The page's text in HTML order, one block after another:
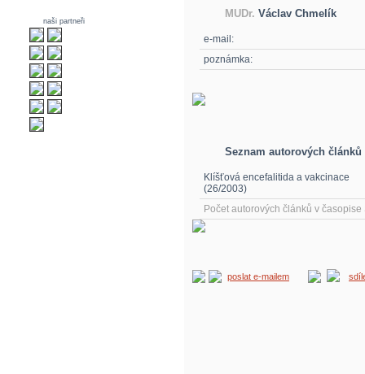
naši partneři
MUDr. Václav Chmelík
e-mail:
poznámka:
Seznam autorových článků
Klíšťová encefalitida a vakcinace
(26/2003)
Počet autorových článků v časopise
poslat e-mailem